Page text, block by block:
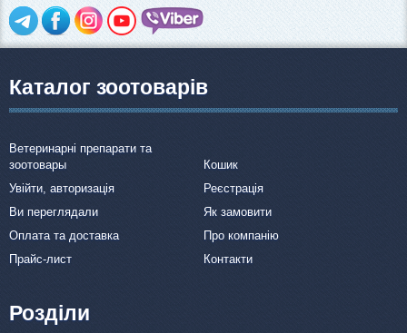
Каталог зоотоварів
Ветеринарні препарати та
зоотовары
Кошик
Увійти, авторизація
Реєстрація
Ви переглядали
Як замовити
Оплата та доставка
Про компанію
Прайс-лист
Контакти
Розділи